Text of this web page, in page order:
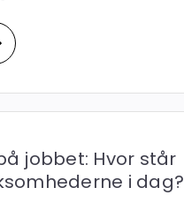
jobbet: Hvor står
i dag?